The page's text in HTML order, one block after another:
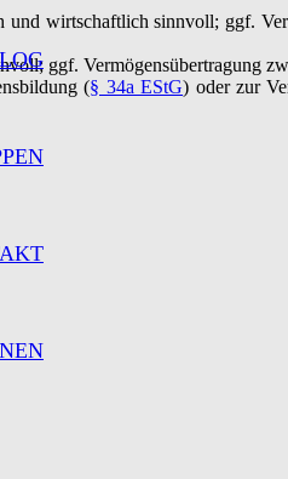
wirtschaftlich sinnvoll; ggf.
ggf. Vermögensübertragung
(§ 34a EStG) oder zur